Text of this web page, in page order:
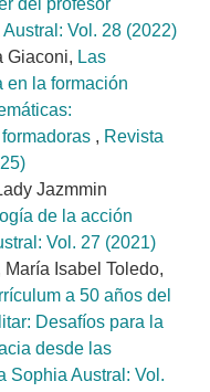
del profesor
Vol. 28 (2022)
Giaconi, Las
en la formación
, Revista
Jazmmin
de la acción
Vol. 27 (2021)
Isabel Toledo,
a 50 años del
Desafíos para la
desde las
Sophia Austral: Vol.